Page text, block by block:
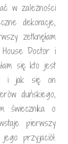
w zależności
dekoracje,
zetknęłam
Doctor i
się kto jest
i jak się on
duńskiego,
świecznika o
pierwszy
przyjaciół.